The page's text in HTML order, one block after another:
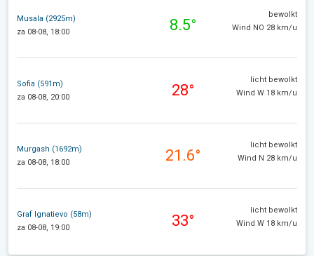
Musala (2925m)
za 08-08, 18:00
8.5°
bewolkt
Wind NO 28 km/u
Sofia (591m)
za 08-08, 20:00
28°
licht bewolkt
Wind W 18 km/u
Murgash (1692m)
za 08-08, 18:00
21.6°
licht bewolkt
Wind N 28 km/u
Graf Ignatievo (58m)
za 08-08, 19:00
33°
licht bewolkt
Wind W 18 km/u